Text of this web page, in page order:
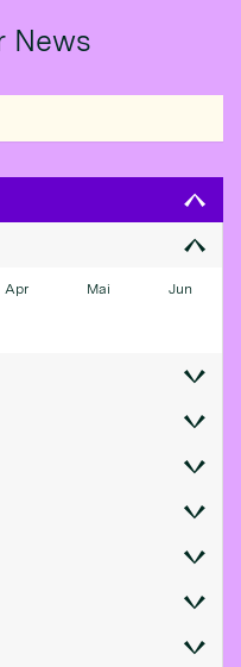
News
Apr Mai Jun